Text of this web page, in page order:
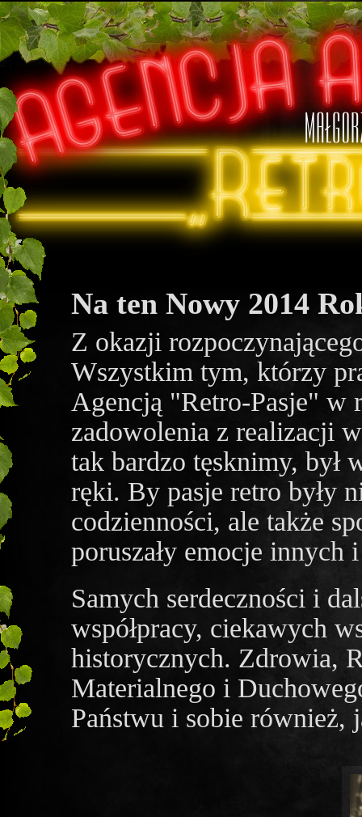
Na ten Nowy 2014
Z okazji
Wszystkim tym, którzy
Agencją "Retro-Pasje" w
zadowolenia z realizacji
tak bardzo tęsknimy, był
ręki. By pasje retro były
codzienności, ale także
poruszały emocje innych
Samych serdeczności i
współpracy, ciekawych
historycznych. Zdrowia,
Materialnego i
Państwu i sobie